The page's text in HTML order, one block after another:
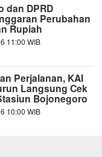
dan DPRD
Perubahan
Rupiah
11:00 WIB
Perjalanan, KAI
Langsung Cek
Bojonegoro
10:00 WIB